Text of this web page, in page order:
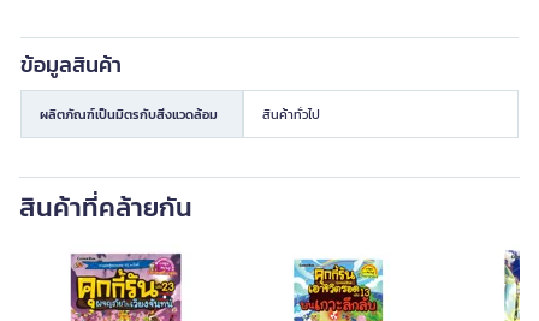
ข้อมูลสินค้า
ผลิตภัณฑ์เป็นมิตรกับสิ่งแวดล้อม สินค้าทั่วไป
สินค้าที่คล้ายกัน